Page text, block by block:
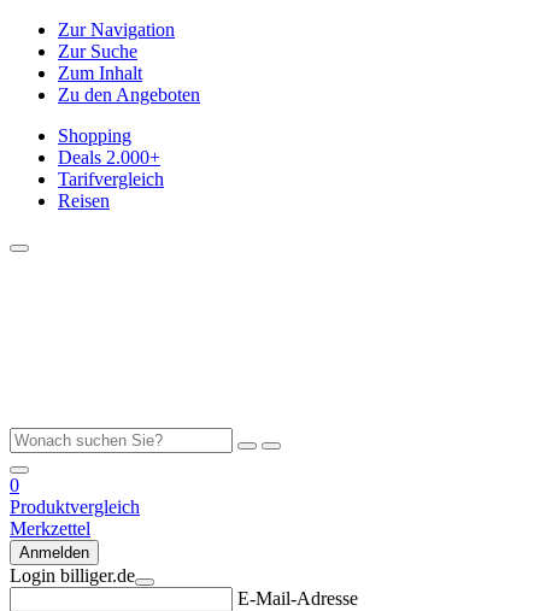
Zur Navigation
Zur Suche
Zum Inhalt
Zu den Angeboten
Shopping
Deals 2.000+
Tarifvergleich
Reisen
0
Produktvergleich
Merkzettel
Anmelden
Login billiger.de
E-Mail-Adresse